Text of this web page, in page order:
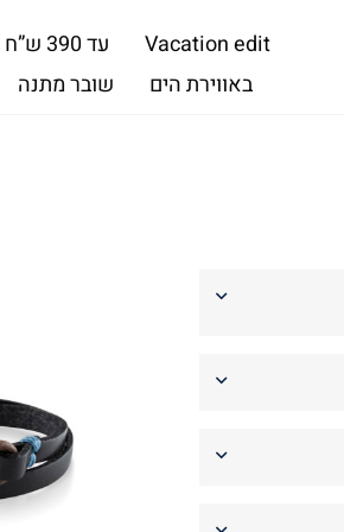
Vacation edit עד 390 ש”ח
באווירת הים
שובר מתנה